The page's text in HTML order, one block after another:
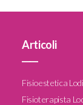
Articoli
Fisioestetica Lodi
Fisioterapista